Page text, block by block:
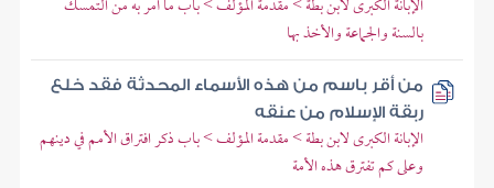
بالسنة والجماعة والأخذ بها
من أقر باسم من هذه الأسماء المحدثة فقد خلع
ربقة الإسلام من عنقه
الإبانة الكبرى لابن بطة > مقدمة المؤلف > باب ذكر افتراق الأمم في دينهم
وعلى كم تفترق هذه الأمة